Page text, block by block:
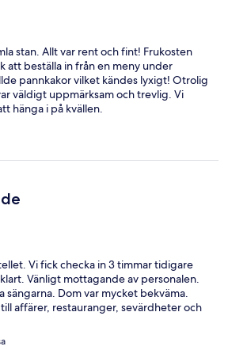
stan. Allt var rent och fint! Frukosten
att beställa in från en meny under
pannkakor vilket kändes lyxigt! Otrolig
väldigt uppmärksam och trevlig. Vi
hänga i på kvällen.
Vi fick checka in 3 timmar tidigare
Vänligt mottagande av personalen.
sängarna. Dom var mycket bekväma.
affärer, restauranger, sevärdheter och